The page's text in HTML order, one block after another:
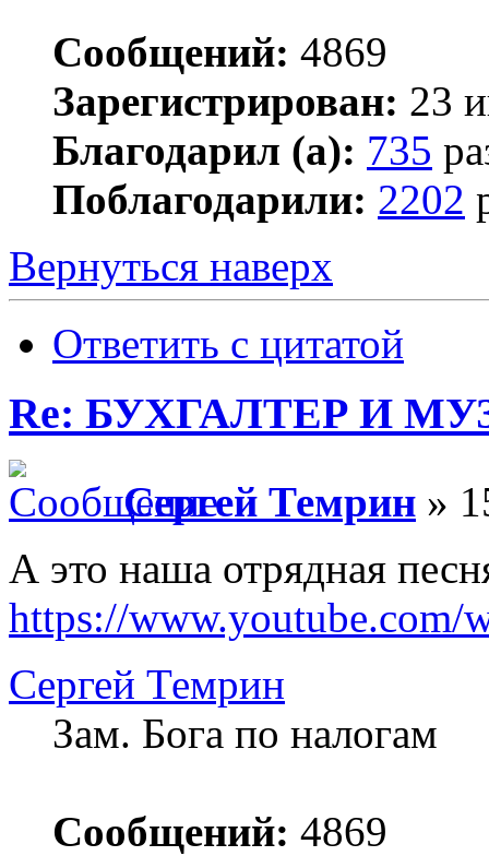
Сообщений: 4869
Зарегистрирован: 23
Благодарил (а): 735
Поблагодарили: 2202
Вернуться наверх
Ответить с цитатой
Re: БУХГАЛТЕР И
Сергей Темрин »
А это наша отрядная
https://www.youtube.com/
Сергей Темрин
Зам. Бога по налогам
Сообщений: 4869